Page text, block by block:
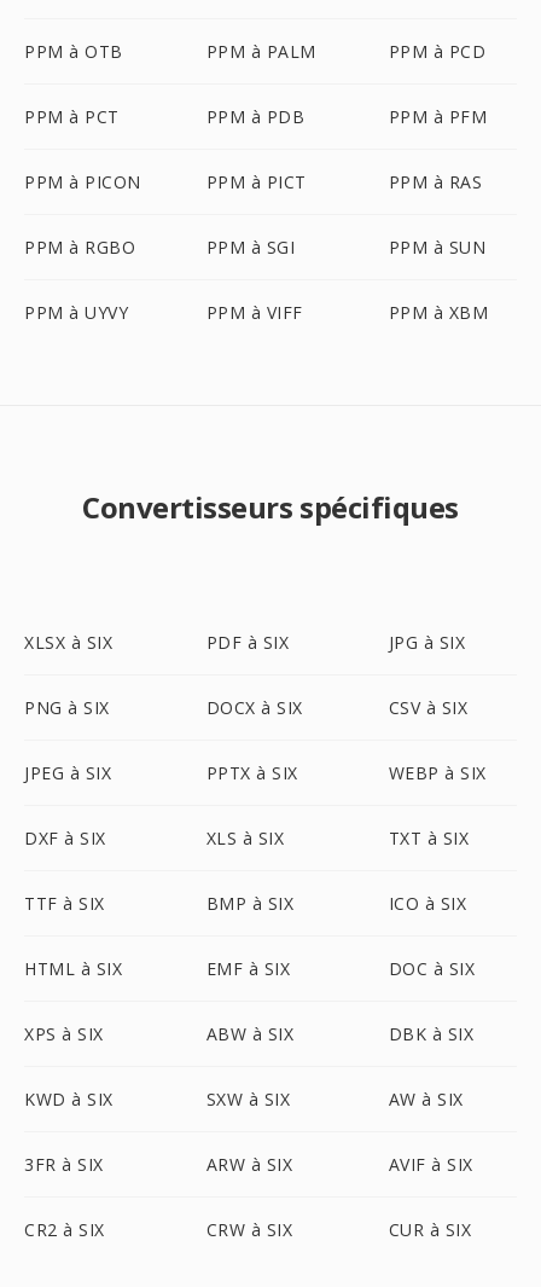
PPM à OTB PPM à PALM PPM à PCD
PPM à PCT PPM à PDB PPM à PFM
PPM à PICON PPM à PICT PPM à RAS
PPM à RGBO PPM à SGI PPM à SUN
PPM à UYVY PPM à VIFF PPM à XBM
Convertisseurs spécifiques
XLSX à SIX PDF à SIX JPG à SIX
PNG à SIX DOCX à SIX CSV à SIX
JPEG à SIX PPTX à SIX WEBP à SIX
DXF à SIX XLS à SIX TXT à SIX
TTF à SIX BMP à SIX ICO à SIX
HTML à SIX EMF à SIX DOC à SIX
XPS à SIX ABW à SIX DBK à SIX
KWD à SIX SXW à SIX AW à SIX
3FR à SIX ARW à SIX AVIF à SIX
CR2 à SIX CRW à SIX CUR à SIX